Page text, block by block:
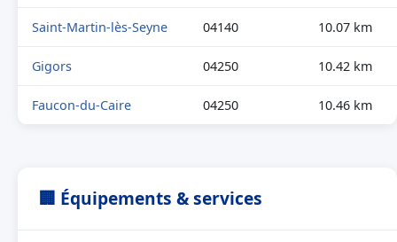
Saint-Martin-lès-Seyne 04140 10.07 km
Gigors 04250 10.42 km
Faucon-du-Caire 04250 10.46 km
🏢 Équipements & services